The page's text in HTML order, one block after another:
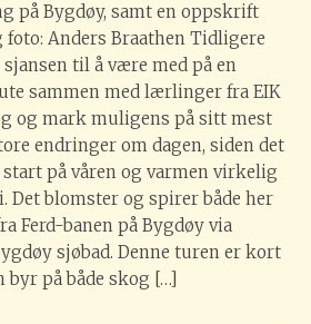
på Bygdøy, samt en oppskrift
Anders Braathen Tidligere
til å være med på en
sammen med lærlinger fra EIK
og mark muligens på sitt mest
endringer om dagen, siden det
på våren og varmen virkelig
Det blomster og spirer både her
Ferd-banen på Bygdøy via
sjøbad. Denne turen er kort
byr på både skog […]